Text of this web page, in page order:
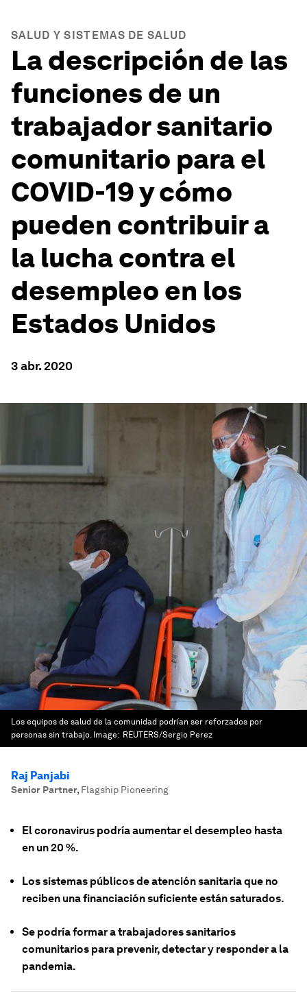
SALUD Y SISTEMAS DE SALUD
La descripción de las
funciones de un
trabajador sanitario
comunitario para el
COVID-19 y cómo
pueden contribuir a
la lucha contra el
desempleo en los
Estados Unidos
3 abr. 2020
Los equipos de salud de la comunidad podrían ser reforzados por
personas sin trabajo. Image: REUTERS/Sergio Perez
Raj Panjabi
Senior Partner, Flagship Pioneering
El coronavirus podría aumentar el desempleo hasta
en un 20 %.
Los sistemas públicos de atención sanitaria que no
reciben una financiación suficiente están saturados.
Se podría formar a trabajadores sanitarios
comunitarios para prevenir, detectar y responder a la
pandemia.